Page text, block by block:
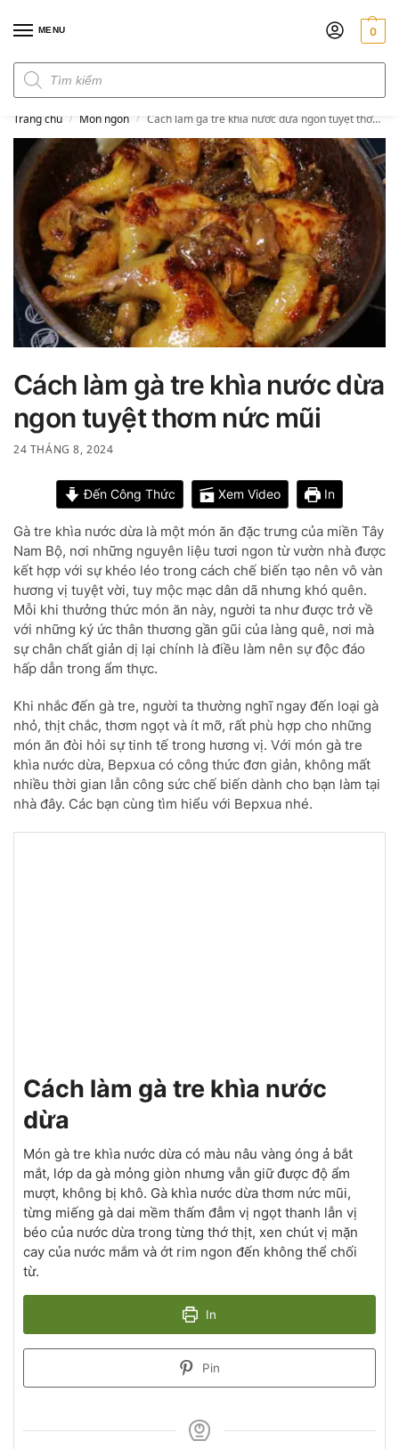
MENU 0
Trang chủ / Món ngon / Cách làm gà tre khìa nước dừa ngon tuyệt thơm nức mũi
Cách làm gà tre khìa nước dừa
ngon tuyệt thơm nức mũi
24 THÁNG 8, 2024
Đến Công Thức Xem Video In
Gà tre khìa nước dừa là một món ăn đặc trưng của miền Tây
Nam Bộ, nơi những nguyên liệu tươi ngon từ vườn nhà được
kết hợp với sự khéo léo trong cách chế biến tạo nên vô vàn
hương vị tuyệt vời, tuy mộc mạc dân dã nhưng khó quên.
Mỗi khi thưởng thức món ăn này, người ta như được trở về
với những ký ức thân thương gần gũi của làng quê, nơi mà
sự chân chất giản dị lại chính là điều làm nên sự độc đáo
hấp dẫn trong ẩm thực.
Khi nhắc đến gà tre, người ta thường nghĩ ngay đến loại gà
nhỏ, thịt chắc, thơm ngọt và ít mỡ, rất phù hợp cho những
món ăn đòi hỏi sự tinh tế trong hương vị. Với món gà tre
khìa nước dừa, Bepxua có công thức đơn giản, không mất
nhiều thời gian lẫn công sức chế biến dành cho bạn làm tại
nhà đây. Các bạn cùng tìm hiểu với Bepxua nhé.
Cách làm gà tre khìa nước
dừa
Món gà tre khìa nước dừa có màu nâu vàng óng ả bắt
mắt, lớp da gà mỏng giòn nhưng vẫn giữ được độ ẩm
mượt, không bị khô. Gà khìa nước dừa thơm nức mũi,
từng miếng gà dai mềm thấm đẫm vị ngọt thanh lẫn vị
béo của nước dừa trong từng thớ thịt, xen chút vị mặn
cay của nước mắm và ớt rim ngon đến không thể chối
từ.
In
Pin